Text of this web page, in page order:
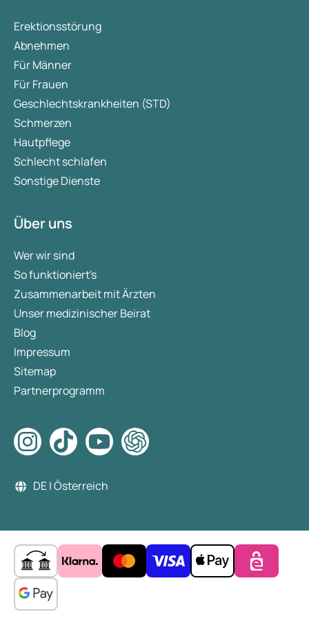
Erektionsstörung
Abnehmen
Für Männer
Für Frauen
Geschlechtskrankheiten (STD)
Schmerzen
Hautpflege
Schlecht schlafen
Sonstige Dienste
Über uns
Wer wir sind
So funktioniert's
Zusammenarbeit mit Ärzten
Unser medizinischer Beirat
Blog
Impressum
Sitemap
Partnerprogramm
DE | Österreich